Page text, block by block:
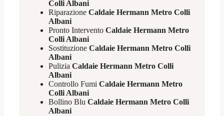
Colli Albani
Riparazione Caldaie Hermann Metro Colli
Albani
Pronto Intervento Caldaie Hermann Metro
Colli Albani
Sostituzione Caldaie Hermann Metro Colli
Albani
Pulizia Caldaie Hermann Metro Colli
Albani
Controllo Fumi Caldaie Hermann Metro
Colli Albani
Bollino Blu Caldaie Hermann Metro Colli
Albani